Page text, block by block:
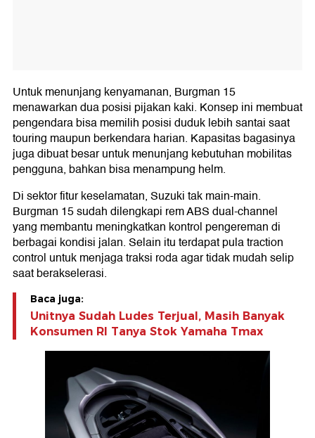
Untuk menunjang kenyamanan, Burgman 15
menawarkan dua posisi pijakan kaki. Konsep ini membuat
pengendara bisa memilih posisi duduk lebih santai saat
touring maupun berkendara harian. Kapasitas bagasinya
juga dibuat besar untuk menunjang kebutuhan mobilitas
pengguna, bahkan bisa menampung helm.
Di sektor fitur keselamatan, Suzuki tak main-main.
Burgman 15 sudah dilengkapi rem ABS dual-channel
yang membantu meningkatkan kontrol pengereman di
berbagai kondisi jalan. Selain itu terdapat pula traction
control untuk menjaga traksi roda agar tidak mudah selip
saat berakselerasi.
Baca juga:
Unitnya Sudah Ludes Terjual, Masih Banyak
Konsumen RI Tanya Stok Yamaha Tmax